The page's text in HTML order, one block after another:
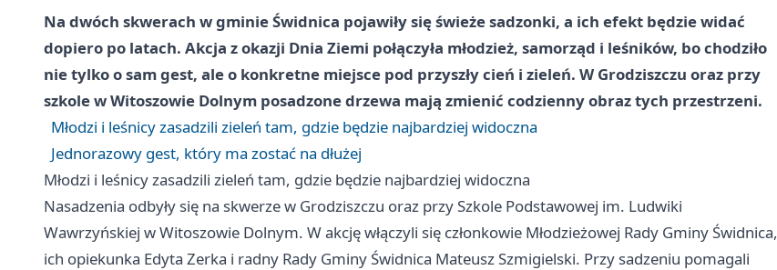
Na dwóch skwerach w gminie Świdnica pojawiły się świeże sadzonki, a ich efekt będzie widać
dopiero po latach. Akcja z okazji Dnia Ziemi połączyła młodzież, samorząd i leśników, bo chodziło
nie tylko o sam gest, ale o konkretne miejsce pod przyszły cień i zieleń. W Grodziszczu oraz przy
szkole w Witoszowie Dolnym posadzone drzewa mają zmienić codzienny obraz tych przestrzeni.
Młodzi i leśnicy zasadzili zieleń tam, gdzie będzie najbardziej widoczna
Jednorazowy gest, który ma zostać na dłużej
Młodzi i leśnicy zasadzili zieleń tam, gdzie będzie najbardziej widoczna
Nasadzenia odbyły się na skwerze w Grodziszczu oraz przy Szkole Podstawowej im. Ludwiki
Wawrzyńskiej w Witoszowie Dolnym. W akcję włączyli się członkowie Młodzieżowej Rady Gminy Świdnica,
ich opiekunka Edyta Zerka i radny Rady Gminy Świdnica Mateusz Szmigielski. Przy sadzeniu pomagali